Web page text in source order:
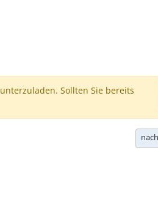
Sollten Sie bereits